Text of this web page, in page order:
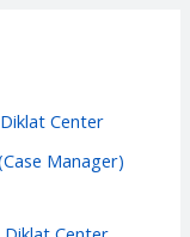
Center
Manager)